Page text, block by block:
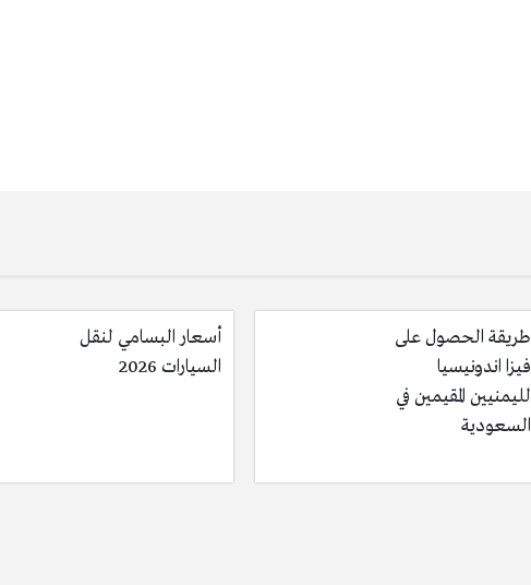
طريقة الحصول على
فيزا اندونيسيا
لليمنيين المقيمين في
السعودية
أسعار البسامي لنقل
السيارات 2026